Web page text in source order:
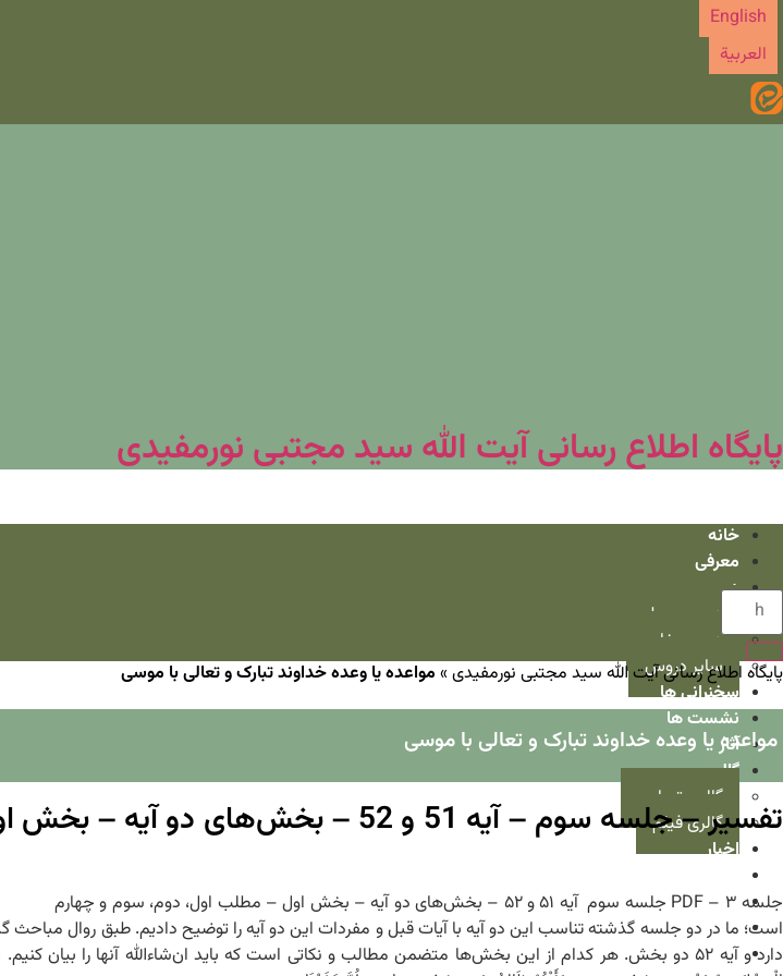
پرش
محتوا
English
العربیة
پایگاه اطلاع رسانی آیت الله سید مجتبی نورمفیدی
خانه
معرفی
دروس
دروس سطح
دروس خارج
سایر دروس
سخنرانی ها
نشست ها
آثار
گالری
گالری تصاویر
گالری فیلم
اخبار
در قاب رسانه
تذکرات اخلاقی
پرسش و پاسخ
پایگاه اطلاع رسانی آیت الله سید مجتبی نورمفیدی » مواعده یا وعده خداوند تبارک و تعالی با موسی
مواعده یا وعده خداوند تبارک و تعالی با موسی
تفسیر – جلسه سوم – آیه 51 و 52 –
دارد و آیه ۵۲ دو بخش. هر کدام از این بخش‌ها متضمن مطالب و نکاتی است که باید ان‌شاءالله آنها را